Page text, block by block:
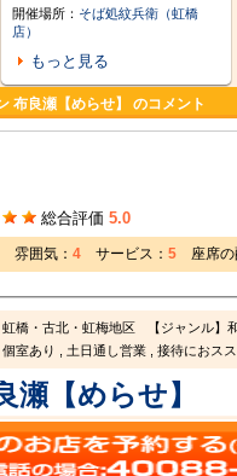
開催場所： そば処紋兵衛（虹橋
店）
もっと見る
布良瀬【めらせ】 のコメント
総合評価 5.0
雰囲気： 4 サービス： 5 座席の
橋・古北・虹梅地区
【ジャンル】
室あり , 土日通し営業 , 接待におス
瀬【めらせ】